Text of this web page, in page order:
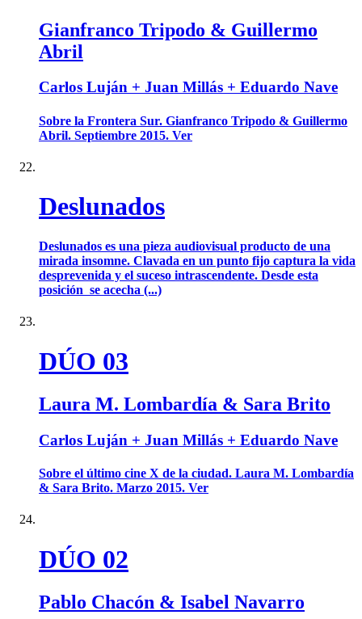
Gianfranco Tripodo & Guillermo
Abril
Carlos Luján + Juan Millás + Eduardo Nave
Sobre la Frontera Sur. Gianfranco Tripodo & Guillermo
Abril. Septiembre 2015. Ver
Deslunados
Deslunados es una pieza audiovisual producto de una
mirada insomne. Clavada en un punto fijo captura la vida
desprevenida y el suceso intrascendente. Desde esta
posición se acecha (...)
DÚO 03
Laura M. Lombardía & Sara Brito
Carlos Luján + Juan Millás + Eduardo Nave
Sobre el último cine X de la ciudad. Laura M. Lombardía
& Sara Brito. Marzo 2015. Ver
DÚO 02
Pablo Chacón & Isabel Navarro